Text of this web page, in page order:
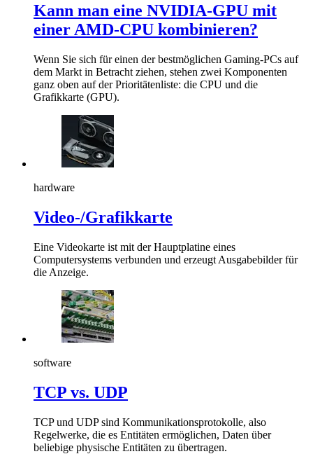
Kann man eine NVIDIA-GPU mit
einer AMD-CPU kombinieren?
Wenn Sie sich für einen der bestmöglichen Gaming-PCs auf
dem Markt in Betracht ziehen, stehen zwei Komponenten
ganz oben auf der Prioritätenliste: die CPU und die
Grafikkarte (GPU).
hardware
Video-/Grafikkarte
Eine Videokarte ist mit der Hauptplatine eines
Computersystems verbunden und erzeugt Ausgabebilder für
die Anzeige.
software
TCP vs. UDP
TCP und UDP sind Kommunikationsprotokolle, also
Regelwerke, die es Entitäten ermöglichen, Daten über
beliebige physische Entitäten zu übertragen.